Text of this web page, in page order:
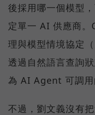
後採用哪一個模型
定單一 AI 供應商
理與模型情境協定
透過自然語言查詢
為 AI Agent 可調用
不過，劉文義沒有